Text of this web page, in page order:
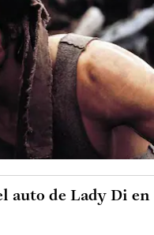
auto de Lady Di en